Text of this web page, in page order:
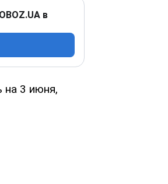
в
на 3 июня,